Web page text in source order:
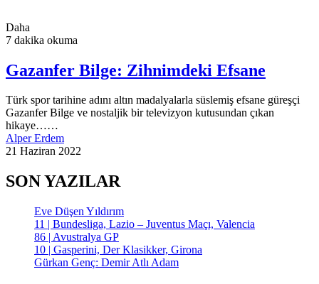
Daha
7 dakika okuma
Gazanfer Bilge: Zihnimdeki Efsane
Türk spor tarihine adını altın madalyalarla süslemiş efsane güreşçi
Gazanfer Bilge ve nostaljik bir televizyon kutusundan çıkan
hikaye……
Alper Erdem
21 Haziran 2022
SON YAZILAR
Eve Düşen Yıldırım
11 | Bundesliga, Lazio – Juventus Maçı, Valencia
86 | Avustralya GP
10 | Gasperini, Der Klasikker, Girona
Gürkan Genç: Demir Atlı Adam